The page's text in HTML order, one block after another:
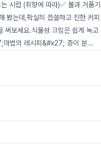
시럽 (취향에 따라)✅ 볼과 거품
봤는데,확실히 씁쓸하고 진한 커
보세요.식물성 크림은 쉽게 녹
마법의 레시피&#x27; 층이 분...